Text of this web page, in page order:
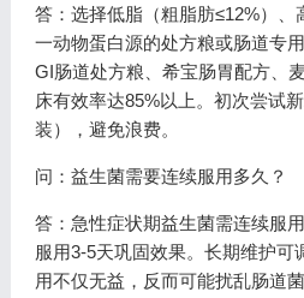
答：选择低脂（粗脂肪≤12%）、
一动物蛋白源的处方粮或肠道专
GI肠道处方粮、希宝肠胃配方、
床有效率达85%以上。初次尝试
装），避免浪费。
问：益生菌需要连续服用多久？
答：急性症状期益生菌需连续服
服用3-5天巩固效果。长期维护可
用不仅无益，反而可能扰乱肠道